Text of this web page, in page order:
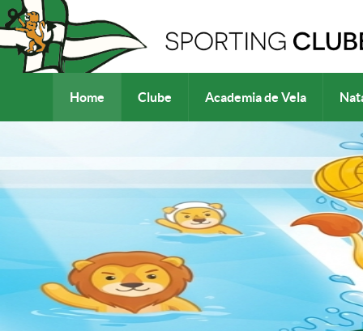
Home Clube Academia de Vela